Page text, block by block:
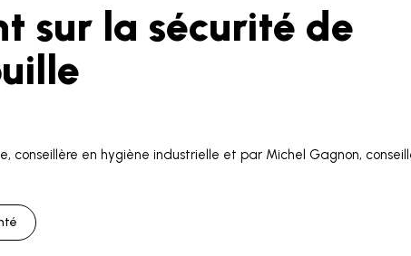
sur la sécurité de
conseillère en hygiène industrielle et par Michel Gagnon,